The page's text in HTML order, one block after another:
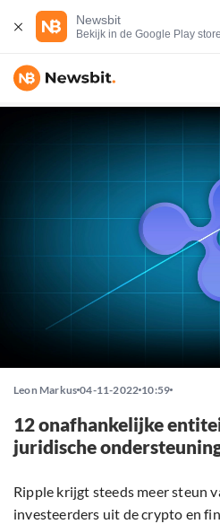
Newsbit
Bekijk in de Google Play store
Leon Markus 04-11-2022 10:59
12 onafhankelijke
juridische
Ripple krijgt steeds meer steun
investeerders uit de crypto en